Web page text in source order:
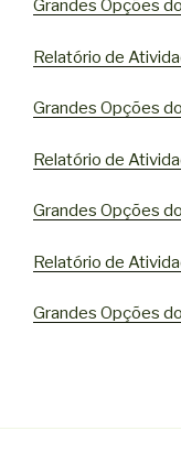
Grandes Opções
Relatório de
Grandes Opções
Relatório de
Grandes Opções
Relatório de
Grandes Opções